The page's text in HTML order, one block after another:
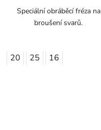
Speciální obráběcí fréza na
broušení svarů.
20 25 16